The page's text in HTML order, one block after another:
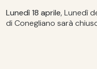
Lunedì 18 aprile, Lunedì
di Conegliano sarà